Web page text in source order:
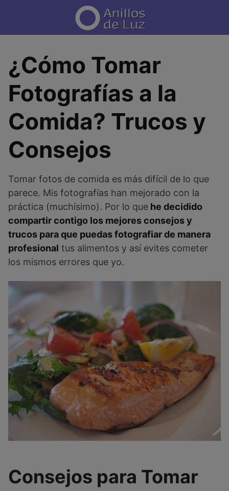
¿Cómo Tomar
Fotografías a la
Comida? Trucos y
Consejos
Tomar fotos de comida es más difícil de lo que
parece. Mis fotografías han mejorado con la
práctica (muchísimo). Por lo que he decidido
compartir contigo los mejores consejos y
trucos para que puedas fotografiar de manera
profesional tus alimentos y así evites cometer
los mismos errores que yo.
Consejos para Tomar